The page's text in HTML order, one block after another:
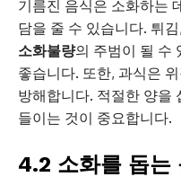
기름진 음식은 소화하는
담을 줄 수 있습니다. 튀
소화불량의 주범이 될 수
좋습니다. 또한, 과식은
방해합니다. 적절한 양을
들이는 것이 중요합니다.
4.2 소화를 돕는